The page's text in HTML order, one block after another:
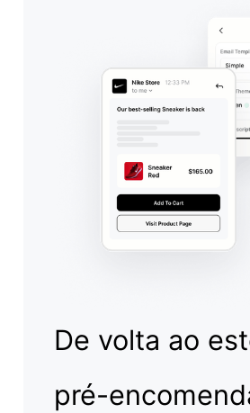
De volta ao
pré-